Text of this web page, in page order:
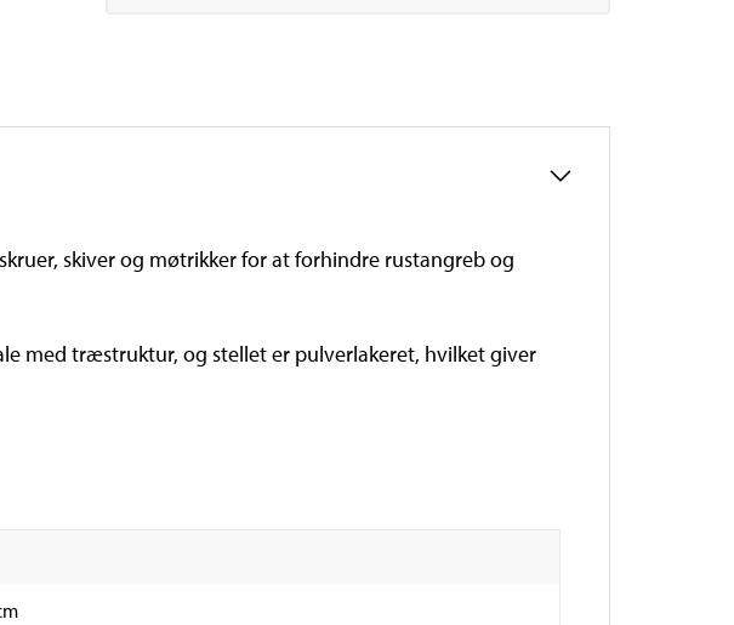
skiver og møtrikker for at forhindre rustangreb og
med træstruktur, og stellet er pulverlakeret, hvilket giver